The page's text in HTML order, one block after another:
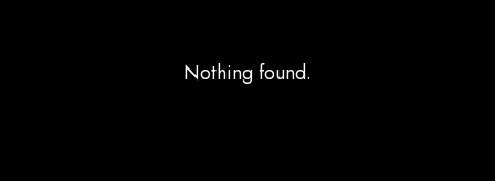
Nothing found.